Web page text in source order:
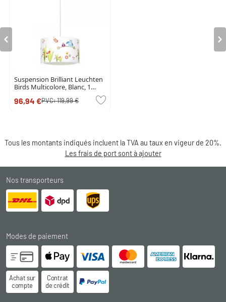
Suspension Brilliant Leuchten
Birds Multicolore, Blanc, 1
96,94 €PVC:119,99 €
Tous les montants indiqués incluent la TVA au taux en vigeur de 20%.
Les frais de port sont à ajouter
Nos transporteurs
Modes de paiement
Achat sur
compte
Contrat
de crédit